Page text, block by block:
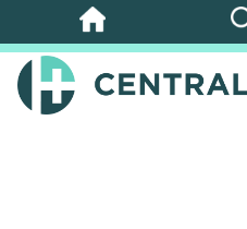
Bỏ
qua
nội